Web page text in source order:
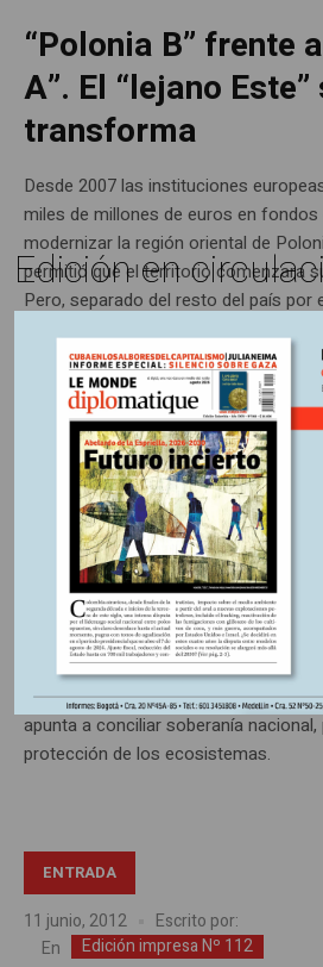
“Polonia B” frente
A”. El “lejano Este”
transforma
Desde 2007 las instituciones
miles de millones de euros en
modernizar la región oriental de
permitió que el territorio comenzara
Pero, separado del resto del país por
ENTRADA
12 junio, 2012
Escrito por:
Edición impresa Nº 112
El proyecto
Mientras que los países ricos
economía “verde” compatible con el
proponen una vía diferente. Es el
apunta a conciliar soberanía
protección de los ecosistemas.
ENTRADA
11 junio, 2012
Escrito por:
En
Edición impresa Nº 112
Edición en